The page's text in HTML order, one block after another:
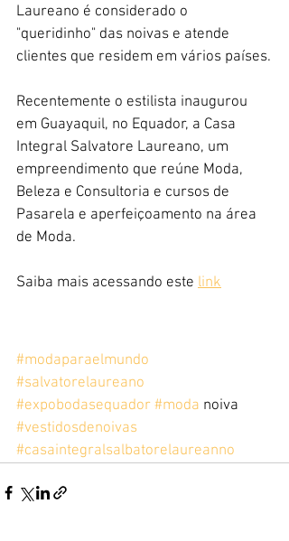
Laureano é considerado o
"queridinho" das noivas e atende
clientes que residem em vários países.
Recentemente o estilista inaugurou
em Guayaquil, no Equador, a Casa
Integral Salvatore Laureano, um
empreendimento que reúne Moda,
Beleza e Consultoria e cursos de
Pasarela e aperfeiçoamento na área
de Moda.
Saiba mais acessando este link
#modaparaelmundo
#salvatorelaureano
#expobodasequador #moda noiva
#vestidosdenoivas
#casaintegralsalbatorelaureanno